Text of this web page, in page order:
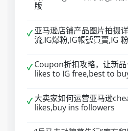
版
✓ 亚马逊店铺产品图片拍摄
流,IG爆粉,IG帳號買賣,IG
✓ Coupon折扣攻略，让新
likes to IG free,best to
✓ 大卖家如何运营亚马逊
likes,buy ins followers